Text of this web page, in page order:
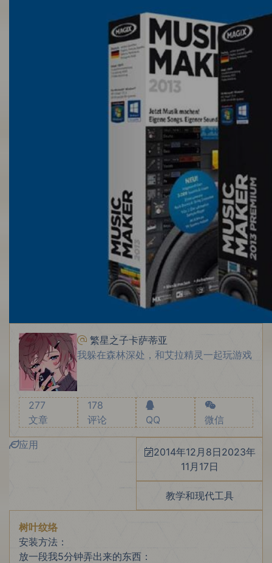
繁星之子卡萨蒂亚
我躲在森林深处，和艾拉精灵一起玩游戏
277
文章
178
评论
QQ 微信
应用
2014年12月8日 2023年
11月17日
教学和现代工具
树叶纹络
安装方法：
放一段我5分钟弄出来的东西：